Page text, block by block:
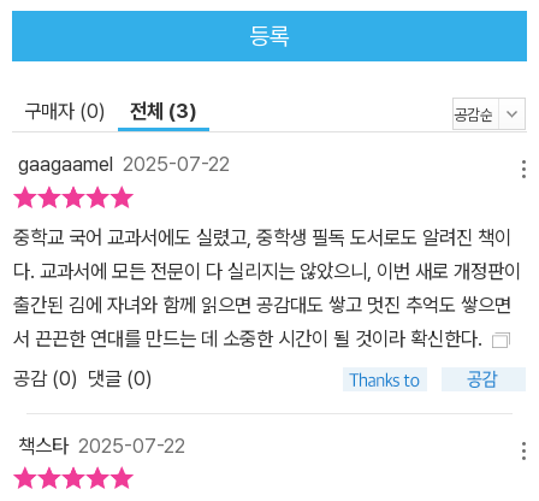
등록
구매자 (0) 전체 (3)
gaagaamel 2025-07-22
중학교 국어 교과서에도 실렸고, 중학생 필독 도서로도 알려진 책이
다. ​교과서에 모든 전문이 다 실리지는 않았으니, ​이번 새로 개정판이
출간된 김에 자녀와 함께 읽으면 ​공감대도 쌓고 멋진 추억도 쌓으면
서 끈끈한 연대를 만드는 데 소중한 시간이 될 것이라 확신한다.
공감 (0) 댓글 (0)
책스타2025-07-22